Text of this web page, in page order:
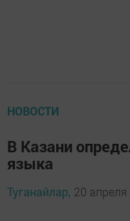
НОВОСТИ
В Казани
языка
Туганайлар, 20